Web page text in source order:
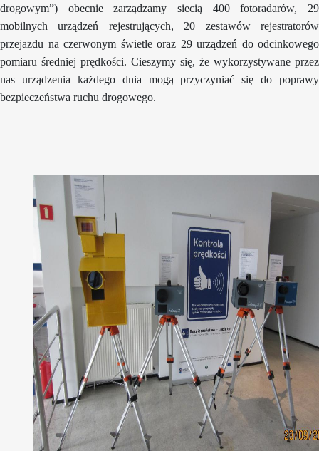
drogowym”) obecnie zarządzamy siecią 400 fotoradarów, 29
mobilnych urządzeń rejestrujących, 20 zestawów rejestratorów
przejazdu na czerwonym świetle oraz 29 urządzeń do odcinkowego
pomiaru średniej prędkości. Cieszymy się, że wykorzystywane przez
nas urządzenia każdego dnia mogą przyczyniać się do poprawy
bezpieczeństwa ruchu drogowego.